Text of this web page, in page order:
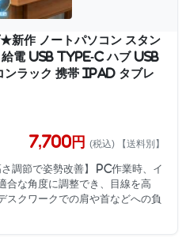
作 ノートパソコン スタン
給電 usb type-c ハブ usb
ンラック 携帯 iPad タブレ
7,700円 (税込) 【送料別】
調節で姿勢改善】 PC作業時、イ
合な角度に調整でき、目線を高
スクワークでの肩や首などへの負